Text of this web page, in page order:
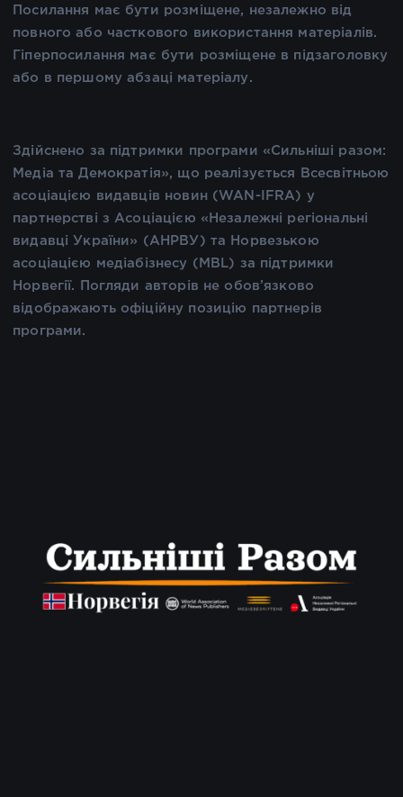
Посилання має бути розміщене, незалежно від
повного або часткового використання матеріалів.
Гіперпосилання має бути розміщене в підзаголовку
або в першому абзаці матеріалу.
Здійснено за підтримки програми «Сильніші разом:
Медіа та Демократія», що реалізується Всесвітньою
асоціацією видавців новин (WAN-IFRA) у
партнерстві з Асоціацією «Незалежні регіональні
видавці України» (АНРВУ) та Норвезькою
асоціацією медіабізнесу (MBL) за підтримки
Норвегії. Погляди авторів не обов’язково
відображають офіційну позицію партнерів
програми.